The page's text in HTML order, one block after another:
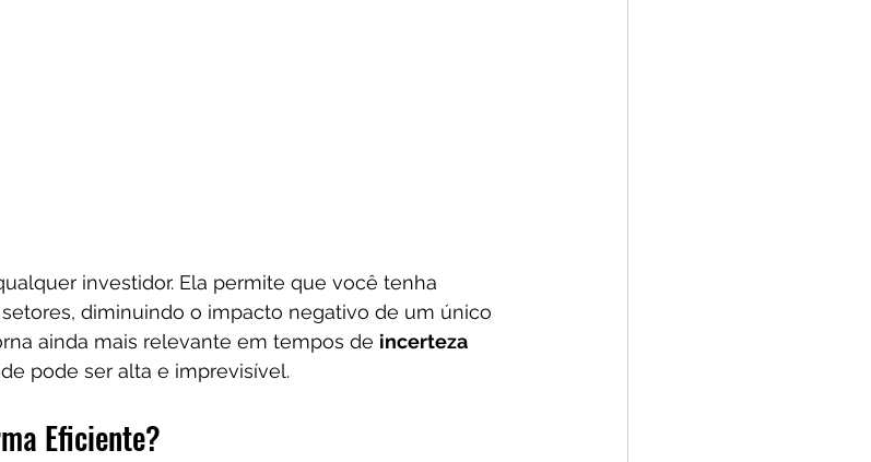
investidor. Ela permite que você tenha
diminuindo o impacto negativo de um único
ainda mais relevante em tempos de incerteza
pode ser alta e imprevisível.
Eficiente?